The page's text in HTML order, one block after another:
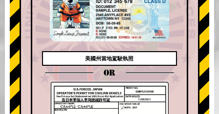
美國州當地駕駛執照
OR